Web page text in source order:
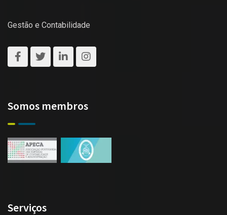
Gestão e Contabilidade
Somos membros
Serviços